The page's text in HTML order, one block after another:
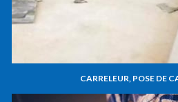
CARRELEUR, POSE DE